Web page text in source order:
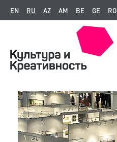
EN RU AZ AM BE GE RO